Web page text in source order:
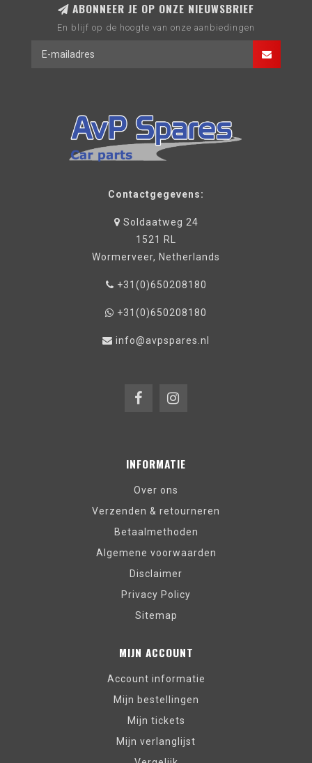
ABONNEER JE OP ONZE NIEUWSBRIEF
En blijf op de hoogte van onze aanbiedingen
Contactgegevens:
Soldaatweg 24
1521 RL
Wormerveer, Netherlands
+31(0)650208180
+31(0)650208180
info@avpspares.nl
INFORMATIE
Over ons
Verzenden & retourneren
Betaalmethoden
Algemene voorwaarden
Disclaimer
Privacy Policy
Sitemap
MIJN ACCOUNT
Account informatie
Mijn bestellingen
Mijn tickets
Mijn verlanglijst